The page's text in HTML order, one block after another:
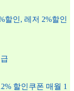
할인, 레저 2%할인
할인쿠폰 매월 1